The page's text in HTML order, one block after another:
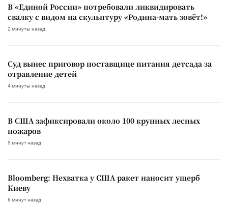
В «Единой России» потребовали ликвидировать
свалку с видом на скульптуру «Родина-мать зовёт!»
2 минуты назад
Суд вынес приговор поставщице питания детсада за
отравление детей
4 минуты назад
В США зафиксировали около 100 крупных лесных
пожаров
5 минут назад
Bloomberg: Нехватка у США ракет наносит ущерб
Киеву
6 минут назад